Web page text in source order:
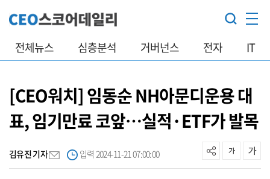
전체뉴스 심층분석 거버넌스 전자 IT
[CEO워치] 임동순 NH아문디운용 대
표, 임기만료 코앞…실적·ETF가 발목
김유진 기자 입력 2024-11-21 07:00:00